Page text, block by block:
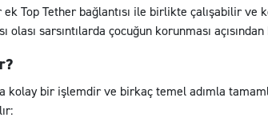
ek Top Tether bağlantısı ile birlikte çalışabilir
olası sarsıntılarda çocuğun korunması
kolay bir işlemdir ve birkaç temel adımla